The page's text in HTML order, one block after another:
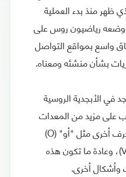
ظهر منذ بدء العملية
ووضعه رياضيون روس على
واسع بمواقع التواصل
بشأن منشئه ومعناه.
في الأبجدية الروسية
على مزيد من المعدات
العسكرية الروسية، إضافة إلى أحرف أخرى مثل "أو" (O)
و"إكس" (X) و"إيه" (A) و"في" (V)، وعادة ما تكون هذه
وأشكال أخرى.